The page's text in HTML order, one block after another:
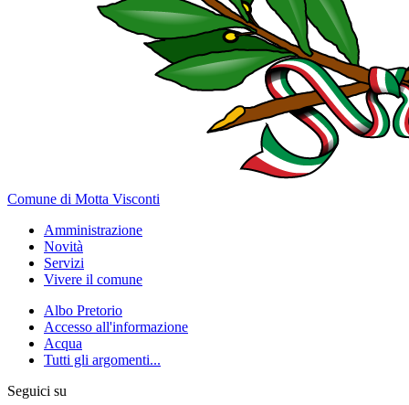
Comune di Motta Visconti
Amministrazione
Novità
Servizi
Vivere il comune
Albo Pretorio
Accesso all'informazione
Acqua
Tutti gli argomenti...
Seguici su